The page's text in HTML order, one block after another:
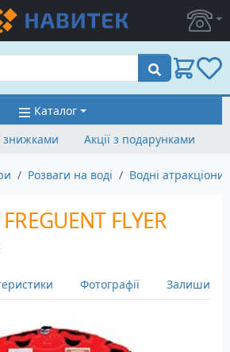
Пошук
Каталог
знижками Акції з подарунками
Розваги на воді Водні атракціони
FLYER
Фотографії Залишити